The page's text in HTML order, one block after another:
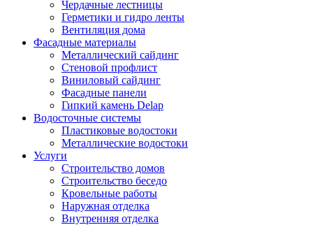
Чердачные лестницы
Герметики и гидро ленты
Вентиляция дома
Фасадные материалы
Металлический сайдинг
Стеновой профлист
Виниловый сайдинг
Фасадные панели
Гипкий камень Delap
Водосточные системы
Пластиковые водостоки
Металлические водостоки
Услуги
Строительство домов
Строительство беседо
Кровельные работы
Наружная отделка
Внутренняя отделка